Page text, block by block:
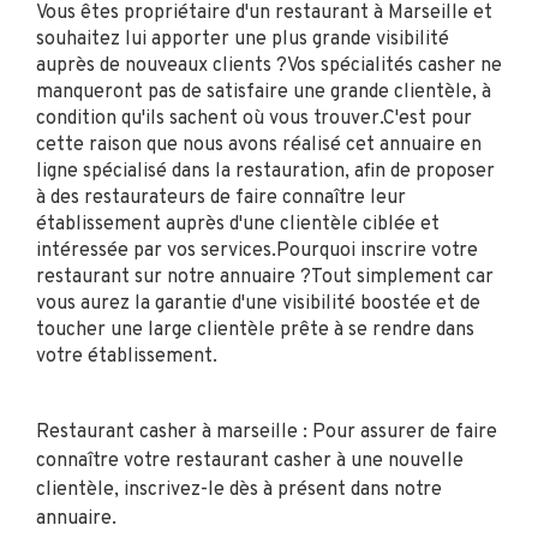
Vous êtes propriétaire d'un restaurant à Marseille et
souhaitez lui apporter une plus grande visibilité
auprès de nouveaux clients ?Vos spécialités casher ne
manqueront pas de satisfaire une grande clientèle, à
condition qu'ils sachent où vous trouver.C'est pour
cette raison que nous avons réalisé cet annuaire en
ligne spécialisé dans la restauration, afin de proposer
à des restaurateurs de faire connaître leur
établissement auprès d'une clientèle ciblée et
intéressée par vos services.Pourquoi inscrire votre
restaurant sur notre annuaire ?Tout simplement car
vous aurez la garantie d'une visibilité boostée et de
toucher une large clientèle prête à se rendre dans
votre établissement.
Restaurant casher à marseille : Pour assurer de faire
connaître votre restaurant casher à une nouvelle
clientèle, inscrivez-le dès à présent dans notre
annuaire.